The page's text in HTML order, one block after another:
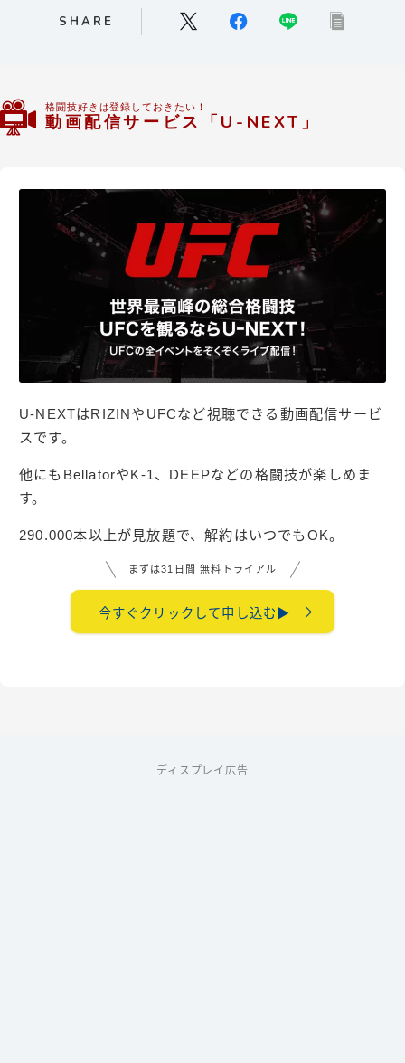
SHARE
格闘技好きは登録しておきたい！
動画配信サービス「U-NEXT」
U-NEXTはRIZINやUFCなど視聴できる動画配信サービ
スです。
他にもBellatorやK-1、DEEPなどの格闘技が楽しめま
す。
290.000本以上が見放題で、解約はいつでもOK。
まずは31日間 無料トライアル
今すぐクリックして申し込む▶︎
ディスプレイ広告